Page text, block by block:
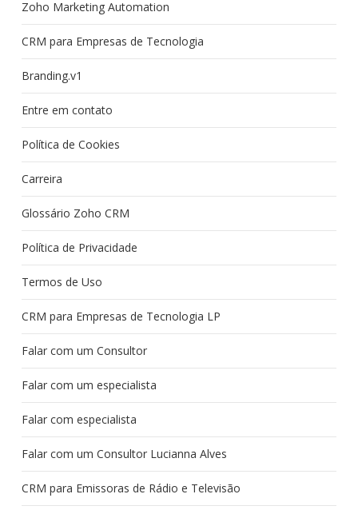
Zoho Marketing Automation
CRM para Empresas de Tecnologia
Branding.v1
Entre em contato
Política de Cookies
Carreira
Glossário Zoho CRM
Política de Privacidade
Termos de Uso
CRM para Empresas de Tecnologia LP
Falar com um Consultor
Falar com um especialista
Falar com especialista
Falar com um Consultor Lucianna Alves
CRM para Emissoras de Rádio e Televisão